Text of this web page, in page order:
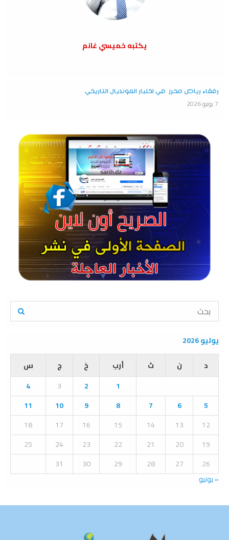
يكتبه خميسي غانم
رفقاء رياض محرز في اختبار المونديال التاريخي
7 يونيو 2026
S
r
c
o
E
A
R
C
H
يوليو 2026
د
ن ث أرب خ ج
س
1
2
3
4
5
6
7
8
9
10
11
12
13
14
15
16
17
18
19
20
21
22
23
24
25
26
27
28
29
30
31
« يونيو